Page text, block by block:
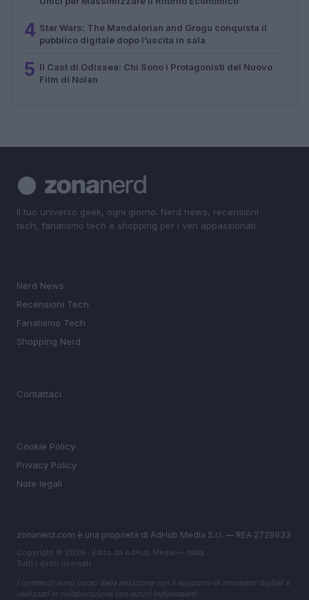
4 Star Wars: The Mandalorian and Grogu conquista il
pubblico digitale dopo l’uscita in sala
5 Il Cast di Odissea: Chi Sono i Protagonisti del Nuovo
Film di Nolan
Il tuo universo geek, ogni giorno. Nerd news, recensioni
tech, fanatismo tech e shopping per i veri appassionati.
Nerd News
Recensioni Tech
Fanatismo Tech
Shopping Nerd
Contattaci
Cookie Policy
Privacy Policy
Note legali
zonanerd.com è una proprietà di AdHub Media S.r.l. — REA 2729933
Copyright © 2026 · Edito da AdHub Media — Italia
Tutti i diritti riservati
I contenuti sono curati dalla redazione con il supporto di strumenti digitali e
realizzati in collaborazione con autori indipendenti.